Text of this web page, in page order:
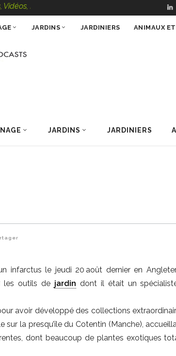
– 100 % Nature
JARDINS JARDINIERS
JARDINS JARDINIERS ANIMAUX
infarctus le jeudi 20 août dernier en
les outils de jardin dont il était un
avoir développé des collections
sur la presqu’île du Cotentin (Manche),
dont beaucoup de plantes exotiques